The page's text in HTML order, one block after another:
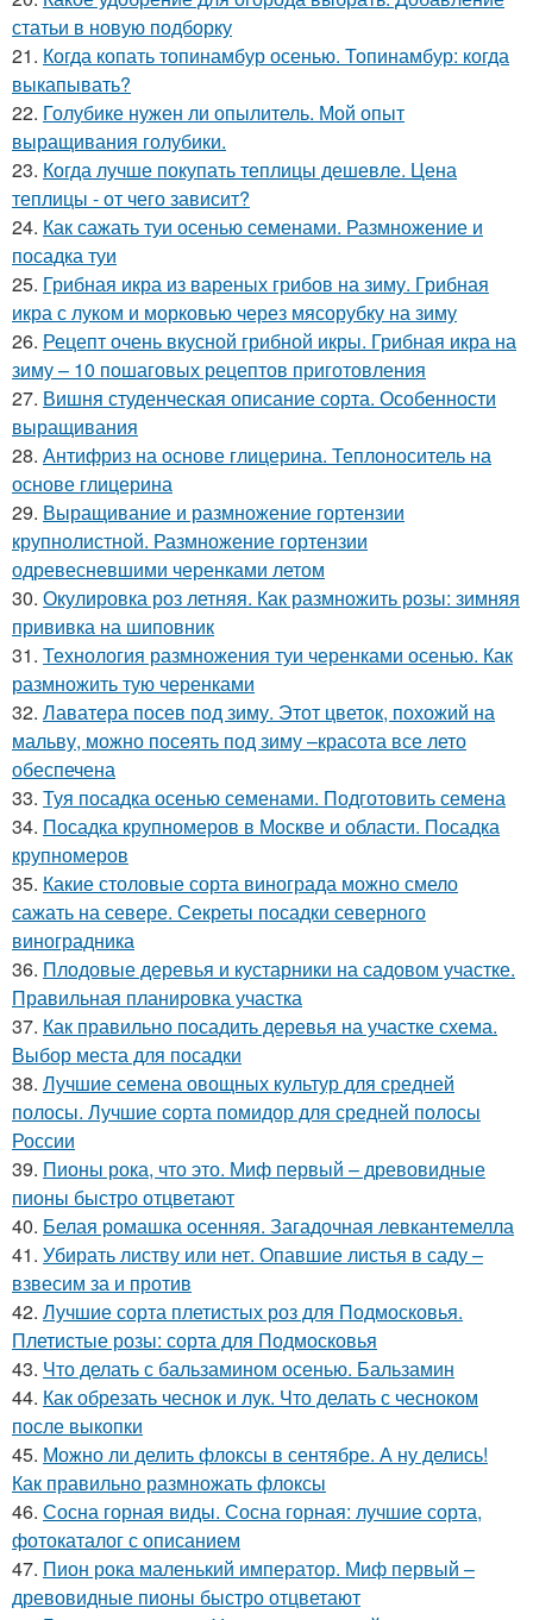
статьи в новую подборку
21. Когда копать топинамбур осенью. Топинамбур: когда
выкапывать?
22. Голубике нужен ли опылитель. Мой опыт
выращивания голубики.
23. Когда лучше покупать теплицы дешевле. Цена
теплицы - от чего зависит?
24. Как сажать туи осенью семенами. Размножение и
посадка туи
25. Грибная икра из вареных грибов на зиму. Грибная
икра с луком и морковью через мясорубку на зиму
26. Рецепт очень вкусной грибной икры. Грибная икра на
зиму – 10 пошаговых рецептов приготовления
27. Вишня студенческая описание сорта. Особенности
выращивания
28. Антифриз на основе глицерина. Теплоноситель на
основе глицерина
29. Выращивание и размножение гортензии
крупнолистной. Размножение гортензии
одревесневшими черенками летом
30. Окулировка роз летняя. Как размножить розы: зимняя
прививка на шиповник
31. Технология размножения туи черенками осенью. Как
размножить тую черенками
32. Лаватера посев под зиму. Этот цветок, похожий на
мальву, можно посеять под зиму –красота все лето
обеспечена
33. Туя посадка осенью семенами. Подготовить семена
34. Посадка крупномеров в Москве и области. Посадка
крупномеров
35. Какие столовые сорта винограда можно смело
сажать на севере. Секреты посадки северного
виноградника
36. Плодовые деревья и кустарники на садовом участке.
Правильная планировка участка
37. Как правильно посадить деревья на участке схема.
Выбор места для посадки
38. Лучшие семена овощных культур для средней
полосы. Лучшие сорта помидор для средней полосы
России
39. Пионы рока, что это. Миф первый – древовидные
пионы быстро отцветают
40. Белая ромашка осенняя. Загадочная левкантемелла
41. Убирать листву или нет. Опавшие листья в саду –
взвесим за и против
42. Лучшие сорта плетистых роз для Подмосковья.
Плетистые розы: сорта для Подмосковья
43. Что делать с бальзамином осенью. Бальзамин
44. Как обрезать чеснок и лук. Что делать с чесноком
после выкопки
45. Можно ли делить флоксы в сентябре. А ну делись!
Как правильно размножать флоксы
46. Сосна горная виды. Сосна горная: лучшие сорта,
фотокаталог с описанием
47. Пион рока маленький император. Миф первый –
древовидные пионы быстро отцветают